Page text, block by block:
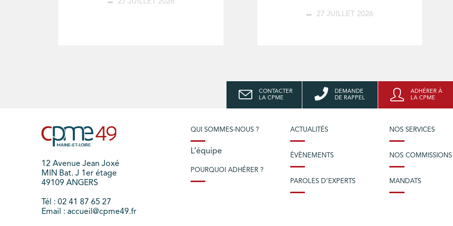
27 JUILLET 2026
27 JUILLET 2026
CONTACTER
LA CPME
DEMANDE
DE RAPPEL
ADHÉRER À
LA CPME
12 Avenue Jean Joxé
MIN Bat. J 1er étage
49109 ANGERS
Tél : 02 41 87 65 27
Email : accueil@cpme49.fr
QUI SOMMES-NOUS ?
L’équipe
POURQUOI ADHÉRER ?
ACTUALITÉS
ÉVÈNEMENTS
PAROLES D’EXPERTS
NOS SERVICES
NOS COMMISSIONS
MANDATS